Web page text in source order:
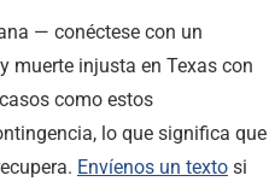
— conéctese con un
muerte injusta en Texas con
como estos
lo que significa que
Envíenos un texto si